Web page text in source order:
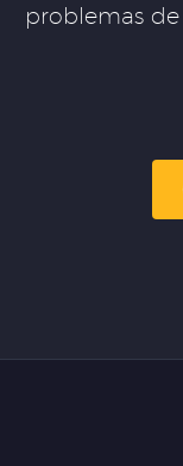
problemas de